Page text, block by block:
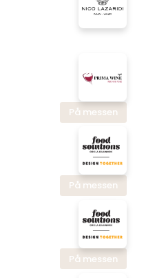
På messen
På messen
På messen